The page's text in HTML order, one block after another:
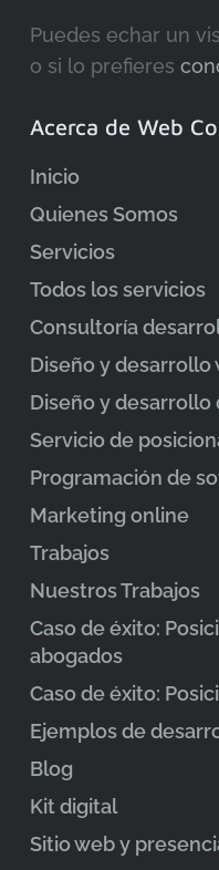
Puedes echar un
o si lo prefieres
Acerca de Web
Inicio
Quienes Somos
Servicios
Todos los servicios
Consultoría
Diseño y desarrollo
Diseño y
Servicio de
Programación de
Marketing online
Trabajos
Nuestros Trabajos
Caso de éxito:
abogados
Caso de éxito:
Ejemplos de
Blog
Kit digital
Sitio web y